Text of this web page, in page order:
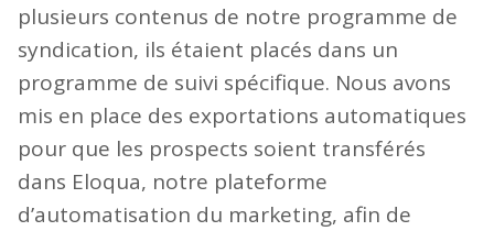
plusieurs contenus de notre programme de
syndication, ils étaient placés dans un
programme de suivi spécifique. Nous avons
mis en place des exportations automatiques
pour que les prospects soient transférés
dans Eloqua, notre plateforme
d’automatisation du marketing, afin de